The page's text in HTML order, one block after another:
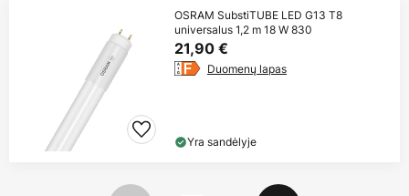
OSRAM SubstiTUBE LED G13 T8
universalus 1,2 m 18 W 830
21,90 €
Duomenų lapas
Yra sandėlyje